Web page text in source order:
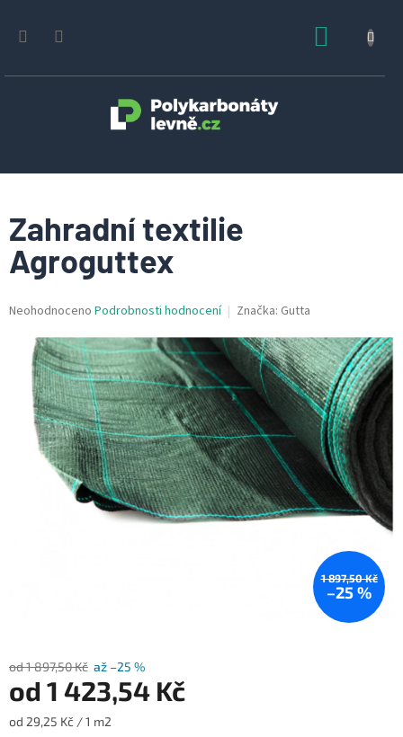
obsah
Zahradní textilie
Agroguttex
Průměrné
produktu
hvězdiček.
Neohodnoceno Podrobnosti hodnocení Značka: Gutta
1 897,50 Kč
–25 %
od 1 897,50 Kč až –25 %
od 1 423,54 Kč
Měrná
od 29,25 Kč / 1 m2